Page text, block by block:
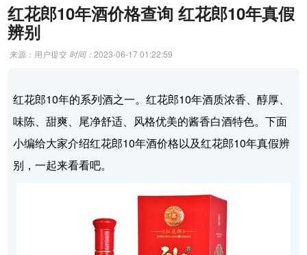
红花郎10年酒价格查询 红花郎10年真假
辨别
来源：用户提交 时间：2023-06-17 01:22:59
红花郎10年的系列酒之一。红花郎10年酒质浓香、醇厚、
味陈、甜爽、尾净舒适、风格优美的酱香白酒特色。下面
小编给大家介绍红花郎10年酒价格以及红花郎10年真假辨
别，一起来看看吧。